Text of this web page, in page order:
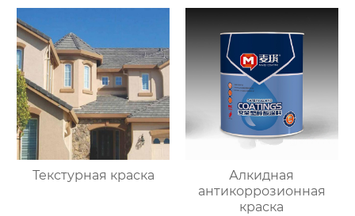
Текстурная краска
Алкидная
антикоррозионная
краска